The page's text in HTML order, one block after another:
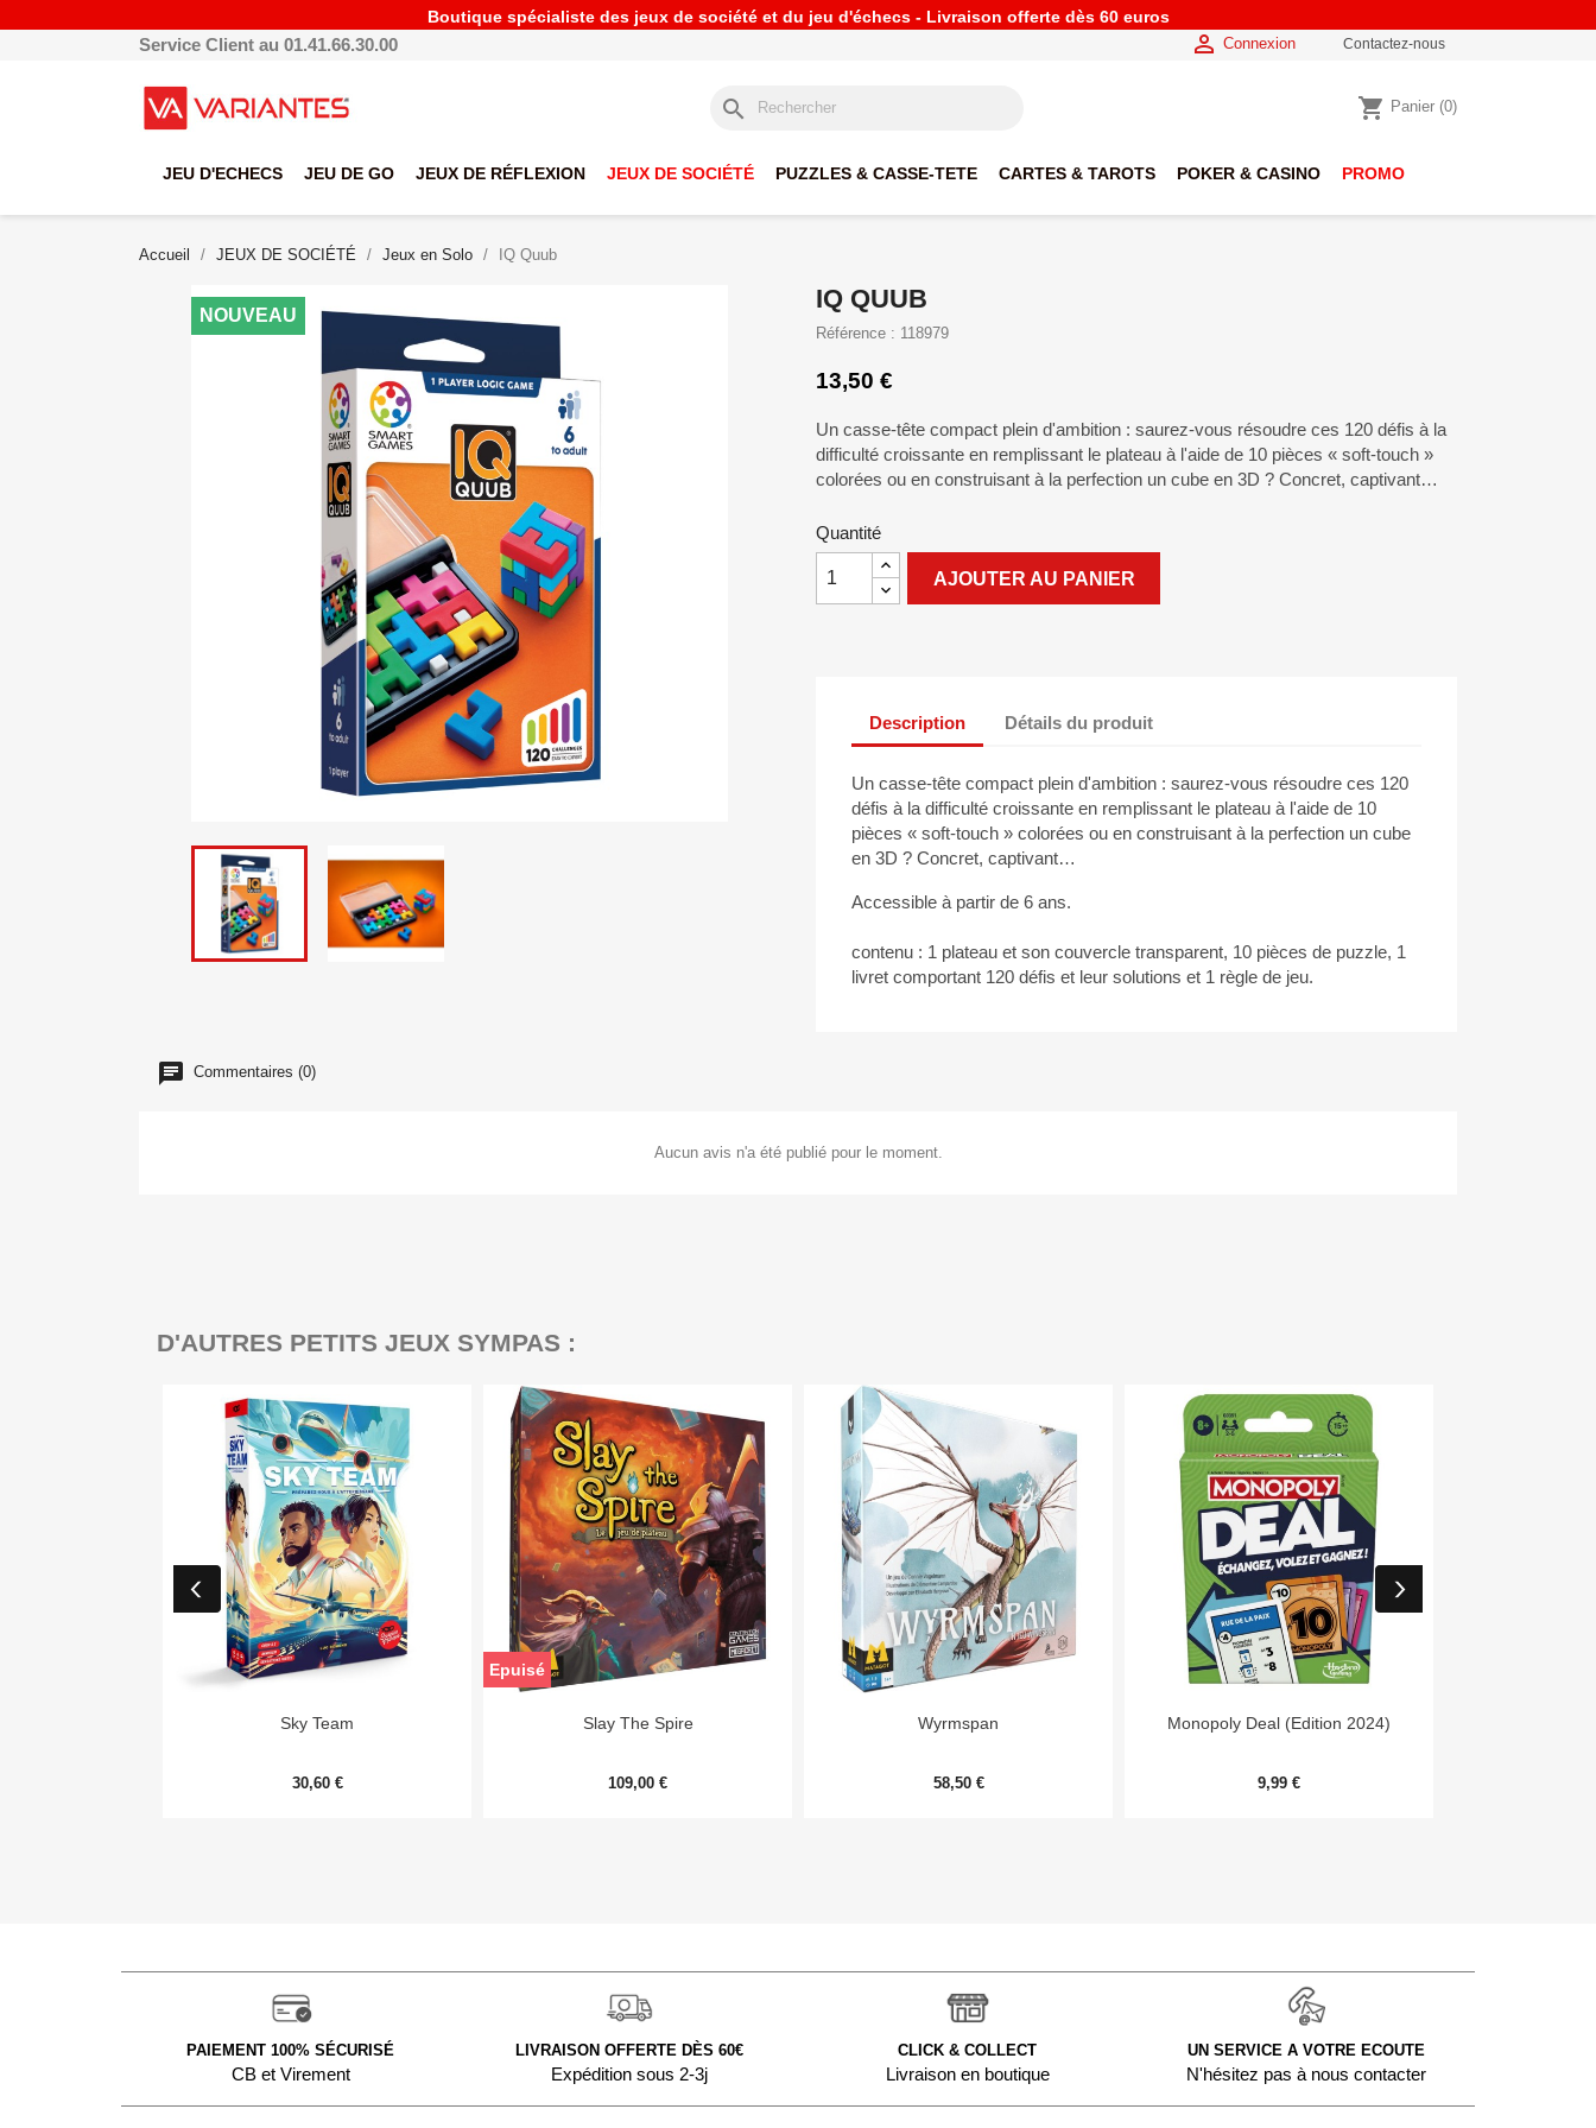
Boutique spécialiste des jeux de société et du jeu d'échecs - Livraison offerte dès 60 euros
Service Client au 01.41.66.30.00  Connexion Contactez-nous
search shopping_cart Panier (0)
JEU D'ECHECS JEU DE GO JEUX DE RÉFLEXION JEUX DE SOCIÉTÉ PUZZLES & CASSE-TETE CARTES & TAROTS POKER & CASINO PROMO
Accueil JEUX DE SOCIÉTÉ Jeux en Solo IQ Quub
NOUVEAU
IQ QUUB
Référence : 118979
13,50 €
Un casse-tête compact plein d'ambition : saurez-vous résoudre ces 120 défis à la
difficulté croissante en remplissant le plateau à l'aide de 10 pièces « soft-touch »
colorées ou en construisant à la perfection un cube en 3D ? Concret, captivant…
Quantité
AJOUTER AU PANIER
Description Détails du produit
Un casse-tête compact plein d'ambition : saurez-vous résoudre ces 120
défis à la difficulté croissante en remplissant le plateau à l'aide de 10
pièces « soft-touch » colorées ou en construisant à la perfection un cube
en 3D ? Concret, captivant…
Accessible à partir de 6 ans.
contenu : 1 plateau et son couvercle transparent, 10 pièces de puzzle, 1
livret comportant 120 défis et leur solutions et 1 règle de jeu.
Commentaires (0)
Aucun avis n'a été publié pour le moment.
D'AUTRES PETITS JEUX SYMPAS :
Aperçu rapide
Sky Team
30,60 €
Aperçu rapide
Slay The Spire
109,00 €
Epuisé
Aperçu rapide
Wyrmspan
58,50 €
Aperçu rapide
Monopoly Deal (Edition 2024)
9,99 €
PAIEMENT 100% SÉCURISÉ
CB et Virement
LIVRAISON OFFERTE DÈS 60€
Expédition sous 2-3j
CLICK & COLLECT
Livraison en boutique
UN SERVICE A VOTRE ECOUTE
N'hésitez pas à nous contacter